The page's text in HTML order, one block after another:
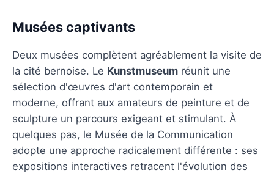
Musées captivants
Deux musées complètent agréablement la visite de
la cité bernoise. Le Kunstmuseum réunit une
sélection d'œuvres d'art contemporain et
moderne, offrant aux amateurs de peinture et de
sculpture un parcours exigeant et stimulant. À
quelques pas, le Musée de la Communication
adopte une approche radicalement différente : ses
expositions interactives retracent l'évolution des